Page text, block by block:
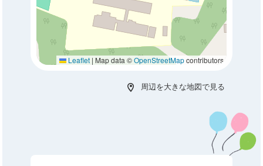
Leaflet | Map data ©OpenStreetMapcontributors
周辺を大きな地図で見る